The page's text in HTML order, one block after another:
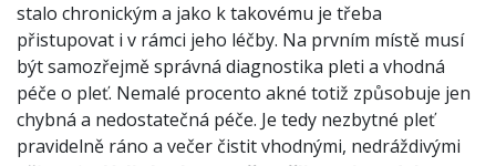
stalo chronickým a jako k takovému je třeba
přistupovat i v rámci jeho léčby. Na prvním místě musí
být samozřejmě správná diagnostika pleti a vhodná
péče o pleť. Nemalé procento akné totiž způsobuje jen
chybná a nedostatečná péče. Je tedy nezbytné pleť
pravidelně ráno a večer čistit vhodnými, nedráždivými